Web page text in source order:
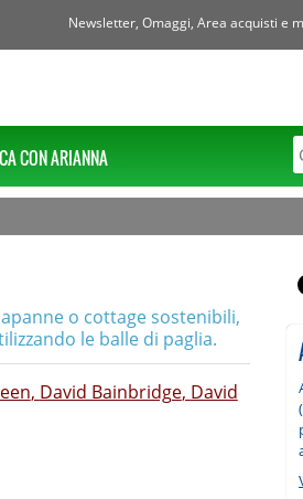
Newsletter, Omaggi, Area acquisti e
CON ARIANNA
o cottage sostenibili,
le balle di paglia.
, David Bainbridge, David